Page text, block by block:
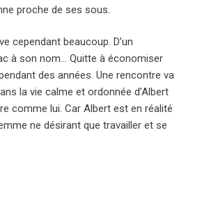
proche de ses sous.
cependant beaucoup. D’un
à son nom… Quitte à économiser
des années. Une rencontre va
la vie calme et ordonnée d’Albert
comme lui. Car Albert est en réalité
ne désirant que travailler et se